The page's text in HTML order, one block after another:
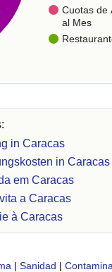
Cuotas de
al Mes
in Caracas
in Caracas
em Caracas
a Caracas
à Caracas
| Sanidad |